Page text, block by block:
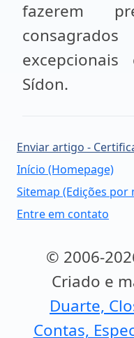
fazerem
Sídon.
Enviar artigo -
Início (Homepage)
Sitemap (Edições por
Entre em contato
© 2006-
Criado e
Duarte,
Contas,